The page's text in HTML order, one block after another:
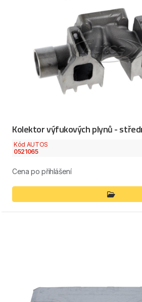
Kolektor výfukových plynů -
Kód AUTOS
0521065
Cena po přihlášení